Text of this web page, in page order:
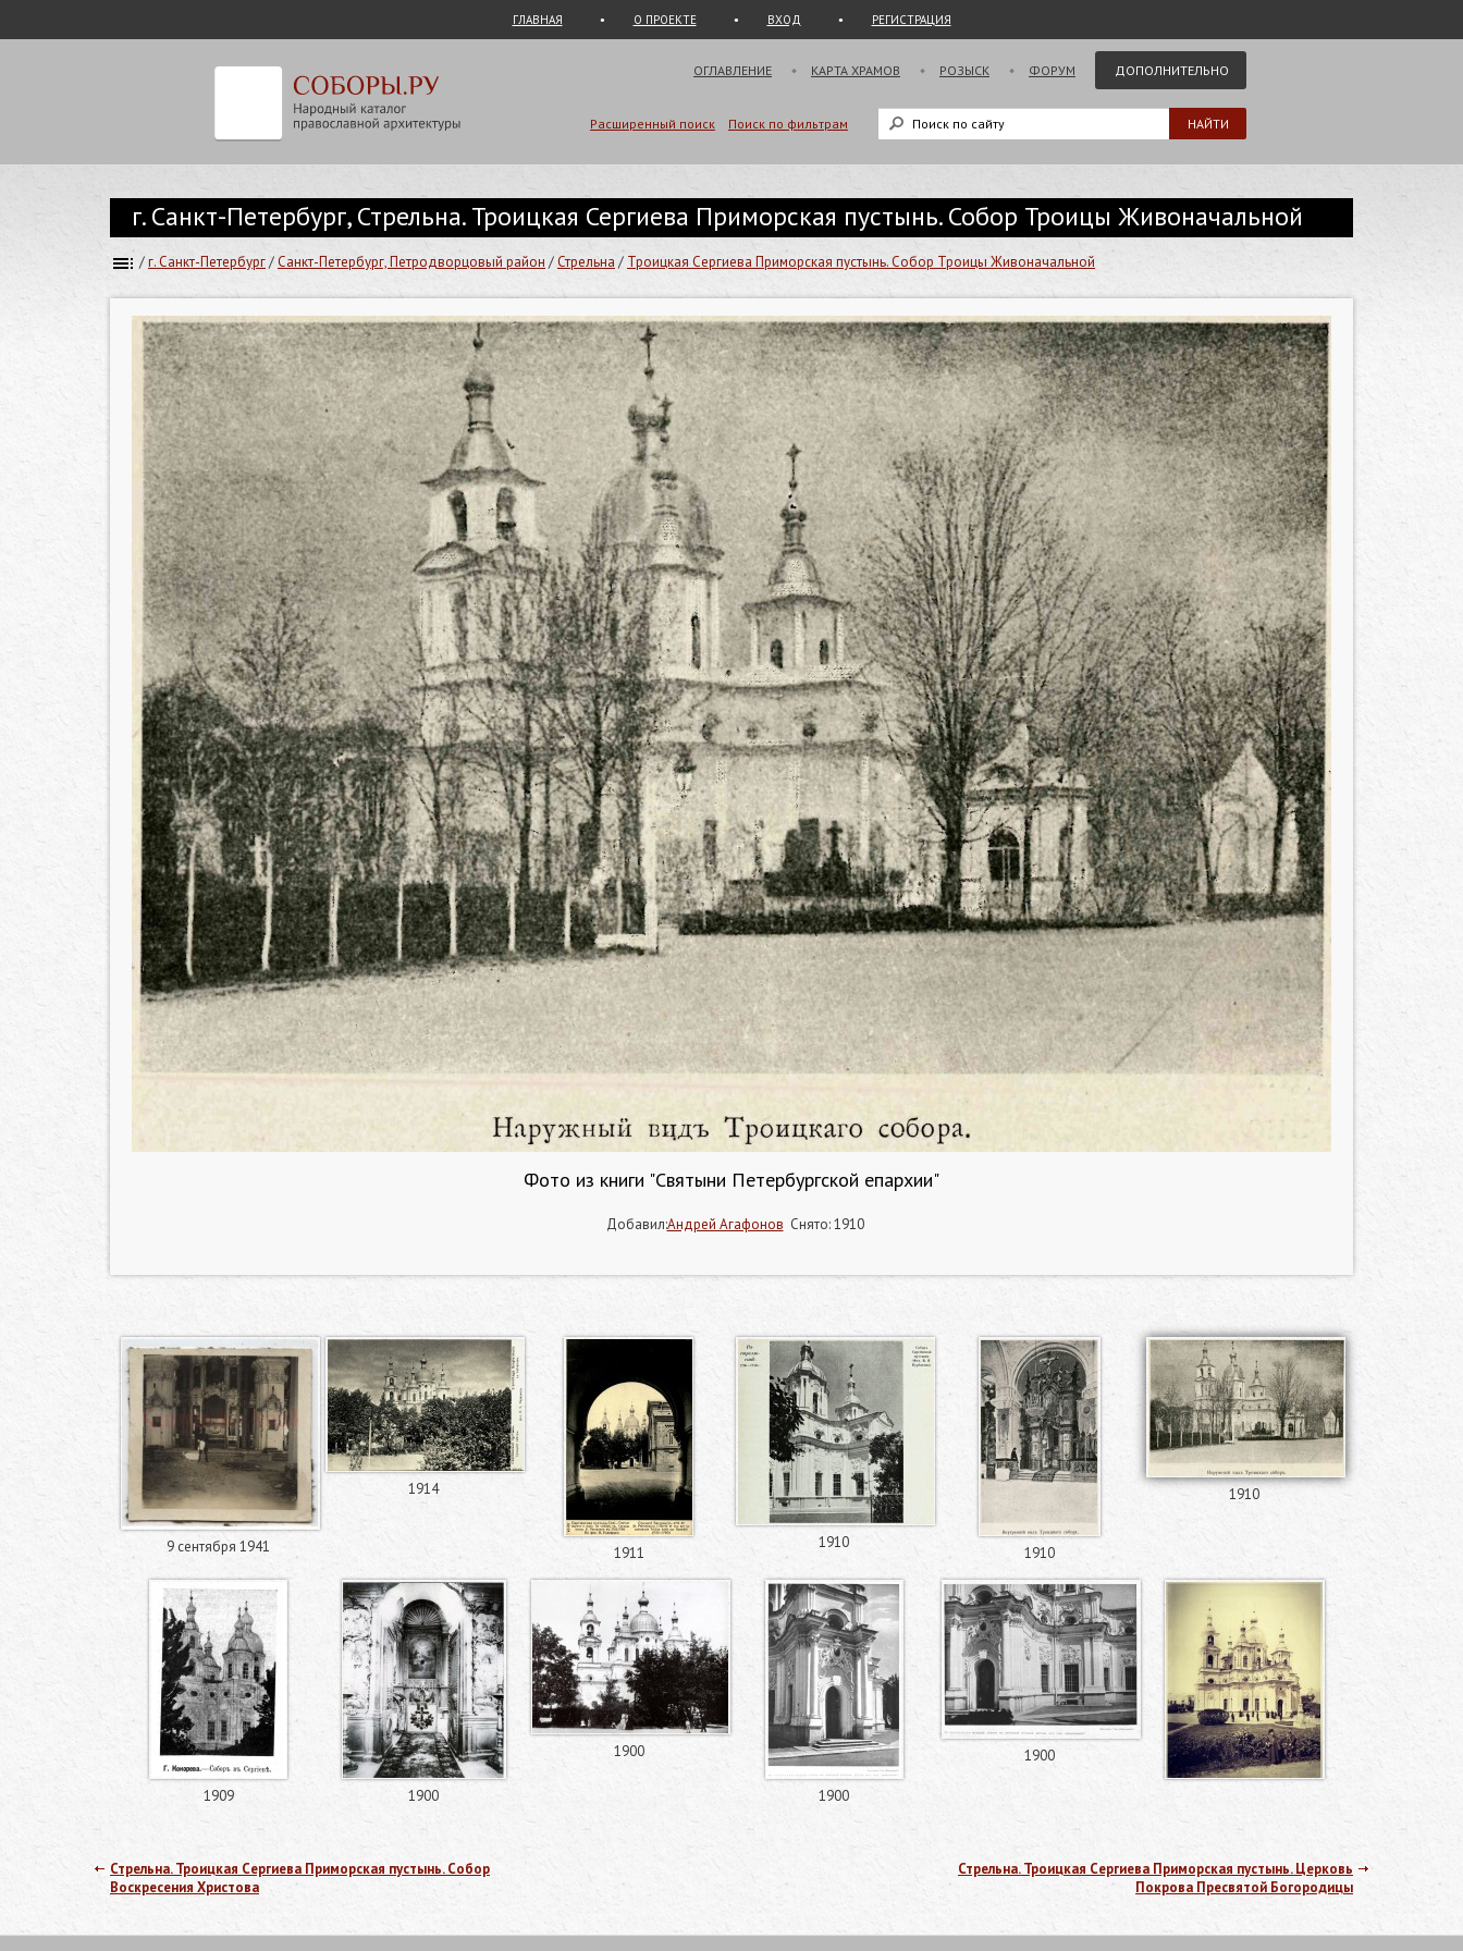
ГЛАВНАЯ О ПРОЕКТЕ ВХОД РЕГИСТРАЦИЯ
ОГЛАВЛЕНИЕ КАРТА ХРАМОВ РОЗЫСК ФОРУМ ДОПОЛНИТЕЛЬНО
Расширенный поиск Поиск по фильтрам
г. Санкт-Петербург, Стрельна. Троицкая Сергиева Приморская пустынь. Собор Троицы Живоначальной
/г. Санкт-Петербург/Санкт-Петербург, Петродворцовый район / Стрельна / Троицкая Сергиева Приморская пустынь. Собор Троицы Живоначальной
Фото из книги "Святыни Петербургской епархии"
Добавил:Андрей Агафонов Снято: 1910
9 сентября 1941
1914
1911
1910
1910
1910
1909 1900
1900
1900
1900
Стрельна. Троицкая Сергиева Приморская пустынь. Собор
Воскресения Христова
Стрельна. Троицкая Сергиева Приморская пустынь. Церковь
Покрова Пресвятой Богородицы